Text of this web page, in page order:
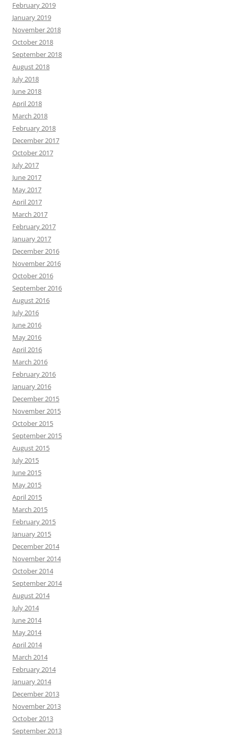
February 2019
January 2019
November 2018
October 2018
September 2018
August 2018
July 2018
June 2018
April 2018
March 2018
February 2018
December 2017
October 2017
July 2017
June 2017
May 2017
April 2017
March 2017
February 2017
January 2017
December 2016
November 2016
October 2016
September 2016
August 2016
July 2016
June 2016
May 2016
April 2016
March 2016
February 2016
January 2016
December 2015
November 2015
October 2015
September 2015
August 2015
July 2015
June 2015
May 2015
April 2015
March 2015
February 2015
January 2015
December 2014
November 2014
October 2014
September 2014
August 2014
July 2014
June 2014
May 2014
April 2014
March 2014
February 2014
January 2014
December 2013
November 2013
October 2013
September 2013